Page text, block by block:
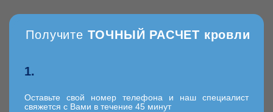
Получите ТОЧНЫЙ РАСЧЕТ кровли
1.
Оставьте свой номер телефона и наш специалист
свяжется с Вами в течение 45 минут